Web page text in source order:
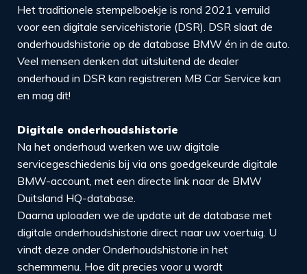
Het traditionele stempelboekje is rond 2021 verruild
voor een digitale servicehistorie (DSR). DSR slaat de
onderhoudshistorie op de database BMW én in de auto.
Veel mensen denken dat uitsluitend de dealer
onderhoud in DSR kan registreren MB Car Service kan
en mag dit!
Digitale onderhoudshistorie
Na het onderhoud werken we uw digitale
servicegeschiedenis bij via ons goedgekeurde digitale
BMW-account, met een directe link naar de BMW
Duitsland HQ-database.
Daarna uploaden we de update uit de database met
digitale onderhoudshistorie direct naar uw voertuig. U
vindt deze onder Onderhoudshistorie in het
schermmenu. Hoe dit precies voor u wordt